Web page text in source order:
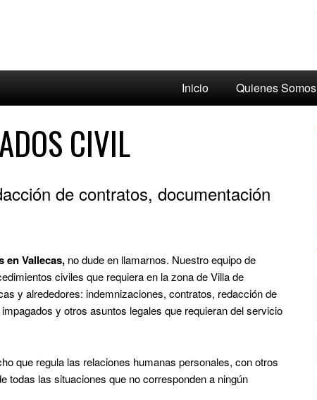
Inicio Quienes Somos
CIVIL
de contratos, documentación
en Vallecas, no dude en llamarnos. Nuestro equipo de
civiles que requiera en la zona de Villa de
y alrededores: indemnizaciones, contratos, redacción de
y otros asuntos legales que requieran del servicio
que regula las relaciones humanas personales, con otros
todas las situaciones que no corresponden a ningún